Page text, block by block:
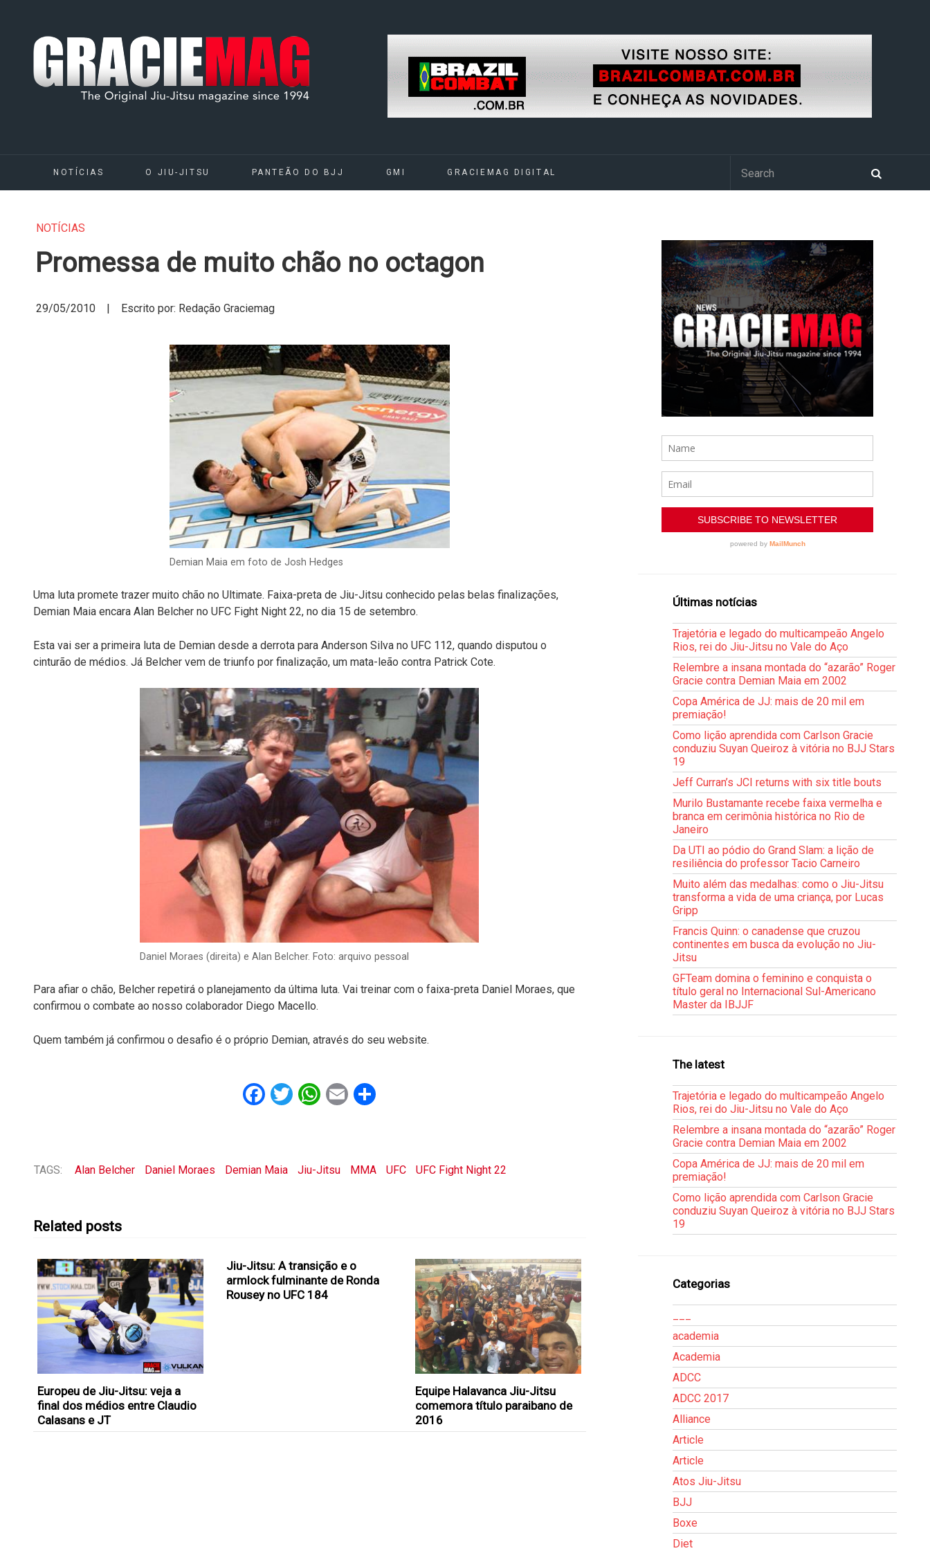
NOTÍCIAS O JIU-JITSU PANTEÃO DO BJJ GMI GRACIEMAG DIGITAL
NOTÍCIAS
Promessa de muito chão no octagon
29/05/2010 | Escrito por: Redação Graciemag
Demian Maia em foto de Josh Hedges
Uma luta promete trazer muito chão no Ultimate. Faixa-preta de Jiu-Jitsu conhecido pelas belas finalizações,
Demian Maia encara Alan Belcher no UFC Fight Night 22, no dia 15 de setembro.
Esta vai ser a primeira luta de Demian desde a derrota para Anderson Silva no UFC 112, quando disputou o
cinturão de médios. Já Belcher vem de triunfo por finalização, um mata-leão contra Patrick Cote.
Daniel Moraes (direita) e Alan Belcher. Foto: arquivo pessoal
Para afiar o chão, Belcher repetirá o planejamento da última luta. Vai treinar com o faixa-preta Daniel Moraes, que
confirmou o combate ao nosso colaborador Diego Macello.
Quem também já confirmou o desafio é o próprio Demian, através do seu website.
Facebook
Twitter
WhatsApp
Email
TAGS: Alan Belcher Daniel Moraes Demian Maia Jiu-Jitsu MMA UFC UFC Fight Night 22
Related posts
Europeu de Jiu-Jitsu: veja a
final dos médios entre Claudio
Calasans e JT
Jiu-Jitsu: A transição e o
armlock fulminante de Ronda
Rousey no UFC 184
Equipe Halavanca Jiu-Jitsu
comemora título paraibano de
2016
Últimas notícias
Trajetória e legado do multicampeão Angelo
Rios, rei do Jiu-Jitsu no Vale do Aço
Relembre a insana montada do “azarão” Roger
Gracie contra Demian Maia em 2002
Copa América de JJ: mais de 20 mil em
premiação!
Como lição aprendida com Carlson Gracie
conduziu Suyan Queiroz à vitória no BJJ Stars
19
Jeff Curran’s JCI returns with six title bouts
Murilo Bustamante recebe faixa vermelha e
branca em cerimônia histórica no Rio de
Janeiro
Da UTI ao pódio do Grand Slam: a lição de
resiliência do professor Tacio Carneiro
Muito além das medalhas: como o Jiu-Jitsu
transforma a vida de uma criança, por Lucas
Gripp
Francis Quinn: o canadense que cruzou
continentes em busca da evolução no Jiu-
Jitsu
GFTeam domina o feminino e conquista o
título geral no Internacional Sul-Americano
Master da IBJJF
The latest
Trajetória e legado do multicampeão Angelo
Rios, rei do Jiu-Jitsu no Vale do Aço
Relembre a insana montada do “azarão” Roger
Gracie contra Demian Maia em 2002
Copa América de JJ: mais de 20 mil em
premiação!
Como lição aprendida com Carlson Gracie
conduziu Suyan Queiroz à vitória no BJJ Stars
19
Categorias
academia
Academia
ADCC
ADCC 2017
Alliance
Article
Article
Atos Jiu-Jitsu
BJJ
Boxe
Diet